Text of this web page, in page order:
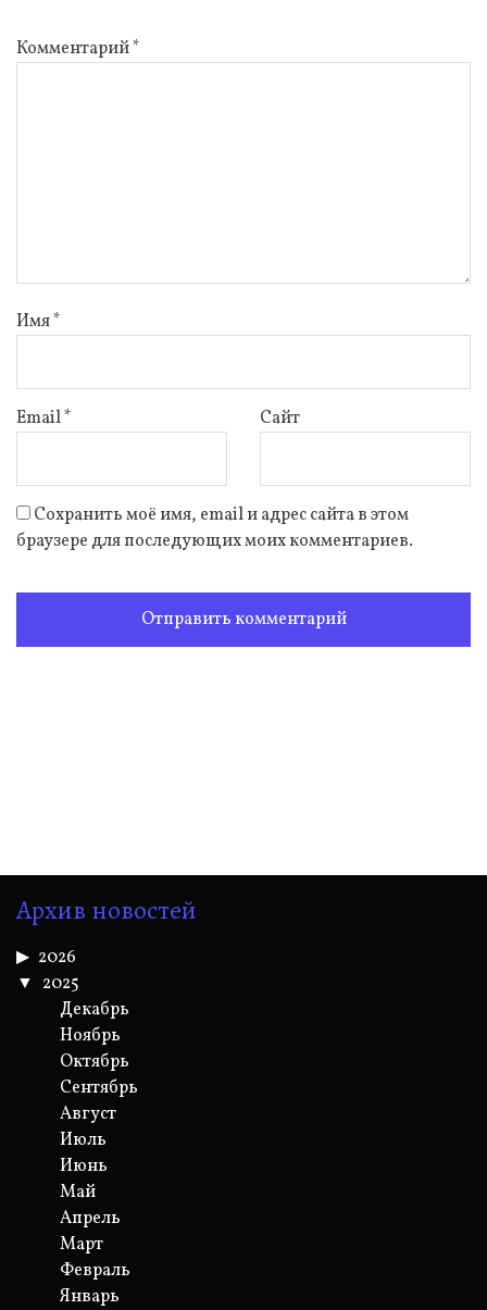
Комментарий*
Имя*
Email* Сайт
Сохранить моё имя, email и адрес сайта в этом
браузере для последующих моих комментариев.
Архив новостей
2026
2025
Декабрь
Ноябрь
Октябрь
Сентябрь
Август
Июль
Июнь
Май
Апрель
Март
Февраль
Январь